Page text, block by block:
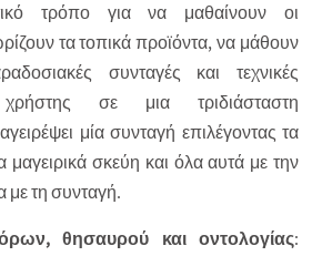
τρόπο για να μαθαίνουν οι
τα τοπικά προϊόντα, να μάθουν
συνταγές και τεχνικές
σε μια τριδιάσταστη
μία συνταγή επιλέγοντας τα
μαγειρικά σκεύη και όλα αυτά με την
τη συνταγή.
θησαυρού και οντολογίας: